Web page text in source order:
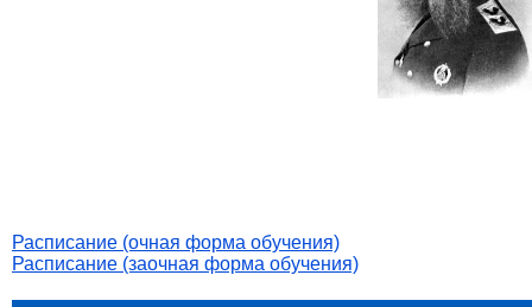
Расписание (очная форма обучения)
Расписание (заочная форма обучения)